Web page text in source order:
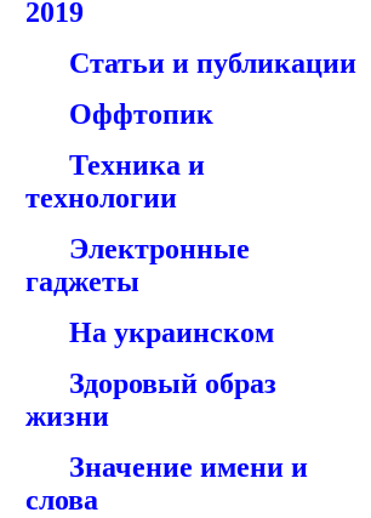
2019
Статьи и публикации
Оффтопик
Техника и
технологии
Электронные
гаджеты
На украинском
Здоровый образ
жизни
Значение имени и
слова